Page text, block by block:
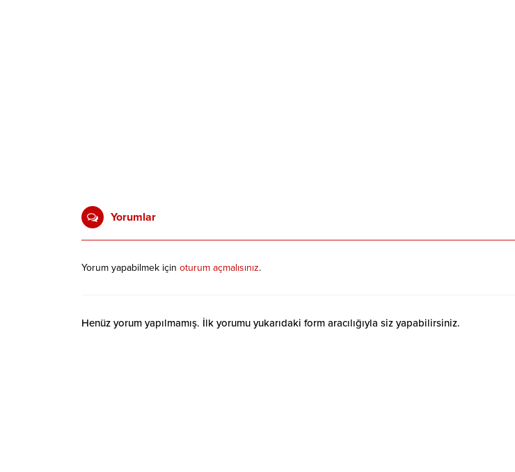
Yorumlar
Yorum yapabilmek için oturum açmalısınız.
Henüz yorum yapılmamış. İlk yorumu yukarıdaki form aracılığıyla siz yapabilirsiniz.